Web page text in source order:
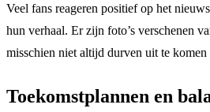
Veel fans reageren positief op het
hun verhaal. Er zijn foto’s verschenen
misschien niet altijd durven uit te
Toekomstplannen en